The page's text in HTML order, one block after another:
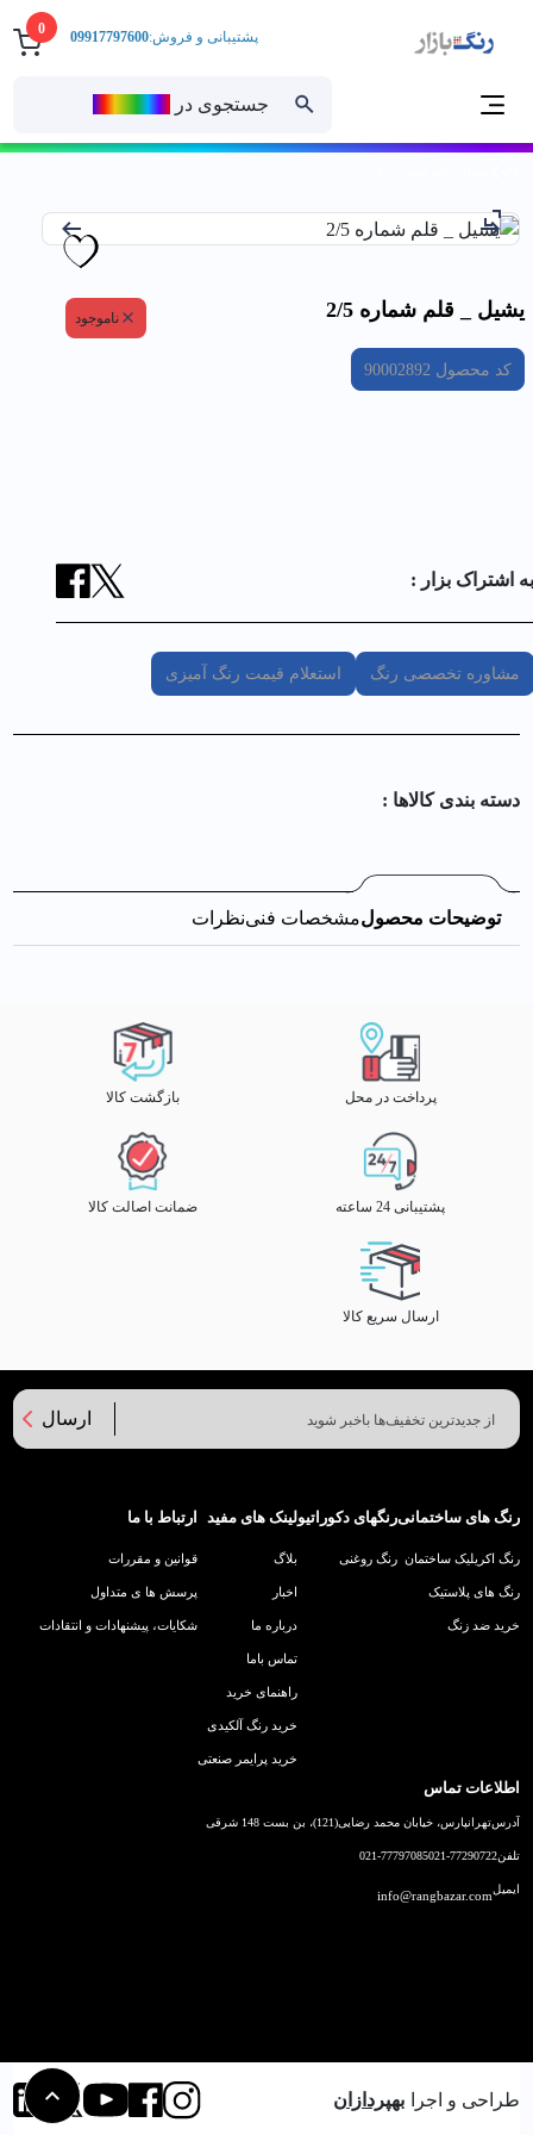
0
جستجوی در
پشتیبانی و فروش:09917797600
يشيل _ قلم شماره 2/5 ناموجود
کد محصول 90002892
به اشتراک بزار :
مشاوره تخصصی رنگ استعلام قیمت رنگ آمیزی
دسته بندی کالا‌ها :
توضیحات محصولمشخصات فنینظرات
پرداخت در محل بازگشت کالا
پشتیبانی 24 ساعته ضمانت اصالت کالا
ارسال سریع کالا
ارسال
رنگ های ساختمانی
رنگ اکریلیک ساختمان
رنگ های پلاستیک
خرید ضد زنگ
رنگهای دکوراتیو
رنگ روغنی
لینک های مفید
بلاگ
اخبار
درباره ما
تماس باما
راهنمای خرید
خرید رنگ آلکیدی
خرید پرایمر صنعتی
ارتباط با ما
قوانین و مقررات
پرسش ها ی متداول
شکایات، پیشنهادات و انتقادات
اطلاعات تماس
آدرستهرانپارس، خیابان محمد رضایی(121)، بن بست 148 شرقی
تلفن021-77290722
021-77797085
ایمیلinfo@rangbazar.com
طراحی و اجرا بهپردازان